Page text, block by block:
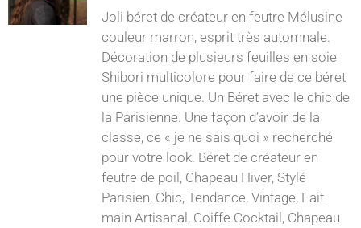
Joli béret de créateur en feutre Mélusine
couleur marron, esprit très automnale.
Décoration de plusieurs feuilles en soie
Shibori multicolore pour faire de ce béret
une pièce unique. Un Béret avec le chic de
la Parisienne. Une façon d’avoir de la
classe, ce « je ne sais quoi » recherché
pour votre look. Béret de créateur en
feutre de poil, Chapeau Hiver, Stylé
Parisien, Chic, Tendance, Vintage, Fait
main Artisanal, Coiffe Cocktail, Chapeau